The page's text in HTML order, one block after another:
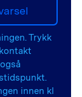
Trykk
innen kl